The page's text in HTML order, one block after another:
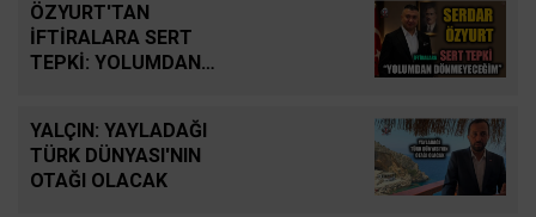
ÖZYURT'TAN
İFTİRALARA SERT
TEPKİ: YOLUMDAN
YALÇIN: YAYLADAĞI
TÜRK DÜNYASI'NIN
OTAĞI OLACAK